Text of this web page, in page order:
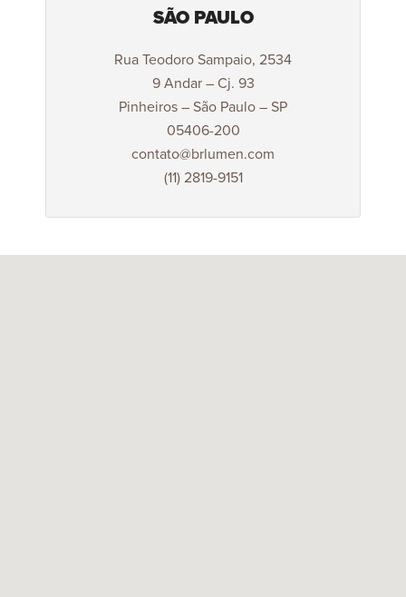
SÃO PAULO
Rua Teodoro Sampaio, 2534
9 Andar – Cj. 93
Pinheiros – São Paulo – SP
05406-200
contato@brlumen.com
(11) 2819-9151